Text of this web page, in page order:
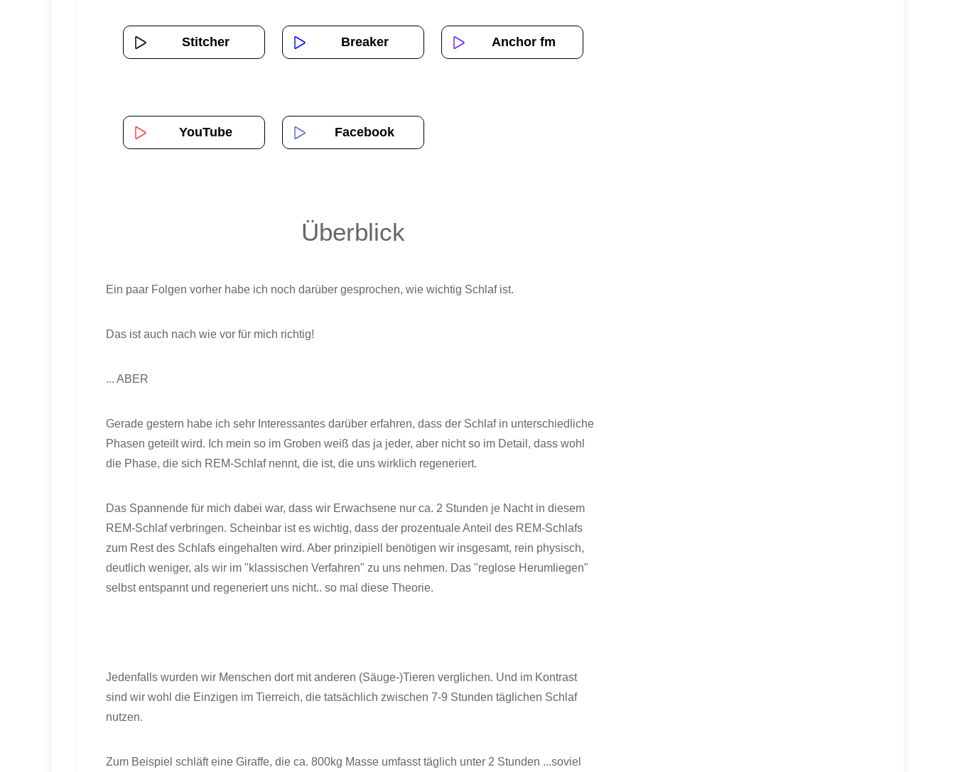
Stitcher Breaker Anchor fm
YouTube Facebook
Überblick
Ein paar Folgen vorher habe ich noch darüber gesprochen, wie wichtig Schlaf ist.
Das ist auch nach wie vor für mich richtig!
... ABER
Gerade gestern habe ich sehr Interessantes darüber erfahren, dass der Schlaf in unterschiedliche
Phasen geteilt wird. Ich mein so im Groben weiß das ja jeder, aber nicht so im Detail, dass wohl
die Phase, die sich REM-Schlaf nennt, die ist, die uns wirklich regeneriert.
Das Spannende für mich dabei war, dass wir Erwachsene nur ca. 2 Stunden je Nacht in diesem
REM-Schlaf verbringen. Scheinbar ist es wichtig, dass der prozentuale Anteil des REM-Schlafs
zum Rest des Schlafs eingehalten wird. Aber prinzipiell benötigen wir insgesamt, rein physisch,
deutlich weniger, als wir im "klassischen Verfahren" zu uns nehmen. Das "reglose Herumliegen"
selbst entspannt und regeneriert uns nicht.. so mal diese Theorie.
Jedenfalls wurden wir Menschen dort mit anderen (Säuge-)Tieren verglichen. Und im Kontrast
sind wir wohl die Einzigen im Tierreich, die tatsächlich zwischen 7-9 Stunden täglichen Schlaf
nutzen.
Zum Beispiel schläft eine Giraffe, die ca. 800kg Masse umfasst täglich unter 2 Stunden ...soviel